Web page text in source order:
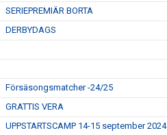
SERIEPREMIÄR BORTA
DERBYDAGS
Försäsongsmatcher -24/25
GRATTIS VERA
UPPSTARTSCAMP 14-15 september 2024